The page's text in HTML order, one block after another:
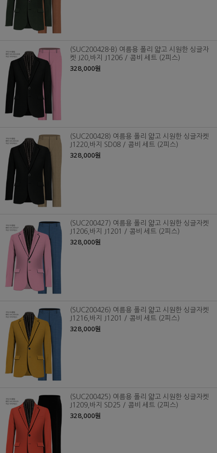
(SUC200428-B) 여름용 폴리 얇고 시원한 싱글자
켓 J20,바지 J1206 / 콤비 세트 (2피스)
328,000원
(SUC200428) 여름용 폴리 얇고 시원한 싱글자켓
J1220,바지 SD08 / 콤비 세트 (2피스)
328,000원
(SUC200427) 여름용 폴리 얇고 시원한 싱글자켓
J1206,바지 J1201 / 콤비 세트 (2피스)
328,000원
(SUC200426) 여름용 폴리 얇고 시원한 싱글자켓
J1216,바지 J1201 / 콤비 세트 (2피스)
328,000원
(SUC200425) 여름용 폴리 얇고 시원한 싱글자켓
J1209,바지 SD25 / 콤비 세트 (2피스)
328,000원